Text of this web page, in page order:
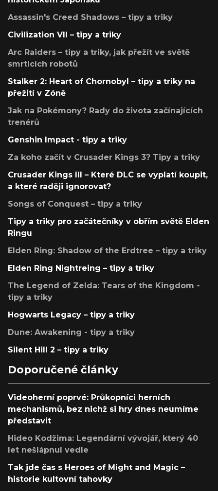
Assassin's Creed Shadows – tipy a triky
Civilization VII – tipy a triky
Arc Raiders – tipy a triky, jak přežít ve světě
smrtících robotů
Stalker 2: Heart of Chornobyl – tipy a triky na
přežití v Zóně
Jak na Pokémony? Rady do života začínajících
trenérů
Genshin Impact - tipy a triky
Za koho začít v Crusader Kings 3? Tipy a triky
Crusader Kings III – Které DLC se vyplatí koupit,
a které raději ignorovat?
Songs of Conquest – tipy a triky
Tipy a triky pro začátečníky v obřím světě Elden
Ringu
Elden Ring: Shadow of the Erdtree – tipy a triky
Elden Ring Nightreing – tipy a triky
The Legend of Zelda: Tears of the Kingdom -
tipy a triky
Hogwarts Legacy – tipy a triky
Dune: Awakening - tipy a triky
Silent Hill 2 – tipy a triky
Doporučené články
Videoherní poprvé: Průkopníci herních
mechanismů, bez nichž si hry dnes neumíme
představit
Hideo Kodžima: Legendární vývojář, který 40
let nešlápnul vedle
Tak jde čas s Heroes of Might and Magic –
historie kultovní tahovky